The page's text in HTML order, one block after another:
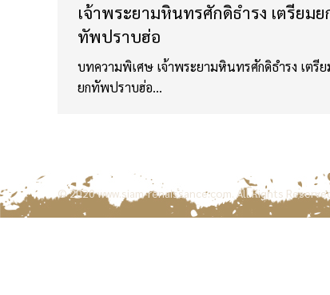
เจ้าพระยามหินทรศักดิธำรง เตรียมย
ทัพปราบฮ่อ
บทความพิเศษ เจ้าพระยามหินทรศักดิธำรง เตรีย
ยกทัพปราบฮ่อ…
© 2020www.siam-renaissance.com. All Rights